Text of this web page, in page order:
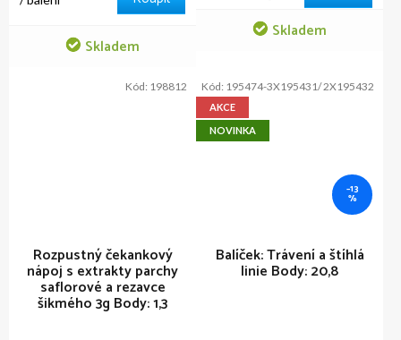
Skladem
Skladem
Rozpustný čekankový
nápoj s extrakty parchy
saflorové a rezavce
šikmého 3g Body: 1,3
Kód: 198812
AKCE
NOVINKA
–13
%
Balíček: Trávení a štíhlá
linie Body: 20,8
Kód: 195474-3X195431/ 2X195432